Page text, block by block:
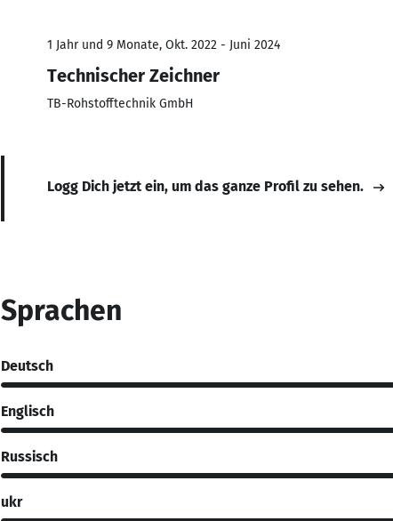
1 Jahr und 9 Monate, Okt. 2022 - Juni 2024
Technischer Zeichner
TB-Rohstofftechnik GmbH
Logg Dich jetzt ein, um das ganze Profil zu sehen.
Sprachen
Deutsch
Englisch
Russisch
ukr